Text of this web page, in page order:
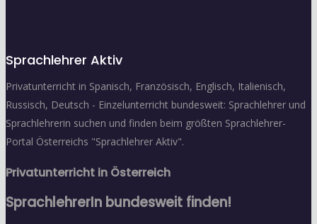
Sprachlehrer Aktiv
Privatunterricht in Spanisch, Französisch, Englisch, Italienisch,
Russisch, Deutsch - Einzelunterricht bundesweit: Sprachlehrer und
Sprachlehrerin suchen und finden beim größten Sprachlehrer-
Portal Österreichs "Sprachlehrer Aktiv".
Privatunterricht in Österreich
SprachlehrerIn bundesweit finden!